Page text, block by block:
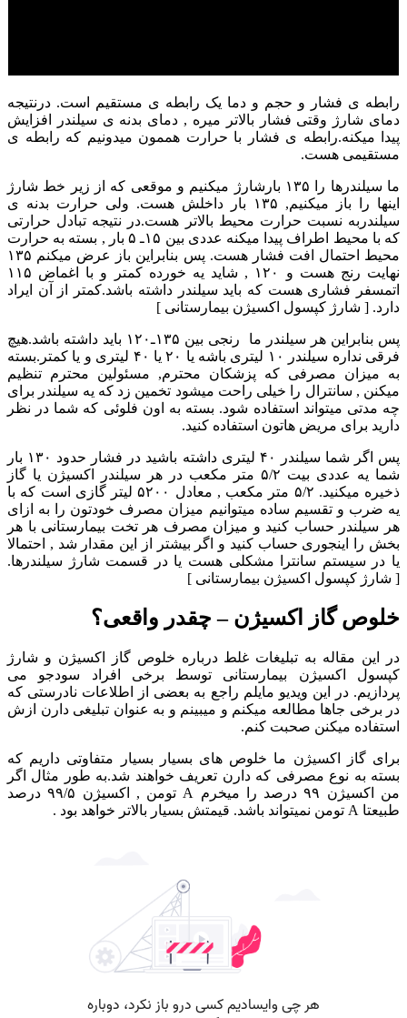
رابطه ی فشار و حجم و دما یک رابطه ی مستقیم است. درنتیجه
دمای شارژ وقتی فشار بالاتر میره , دمای بدنه ی سیلندر افزایش
پیدا میکنه.رابطه ی فشار با حرارت هممون میدونیم که رابطه ی
مستقیمی هست.
ما سیلندرها را ۱۳۵ بارشارژ میکنیم و موقعی که از زیر خط شارژ
اینها را باز میکنیم, ۱۳۵ بار داخلش هست. ولی حرارت بدنه ی
سیلندربه نسبت حرارت محیط بالاتر هست.در نتیجه تبادل حرارتی
که با محیط اطراف پیدا میکنه عددی بین ۱۵ـ ۵ بار , بسته به حرارت
محیط احتمال افت فشار هست. پس بنابراین باز عرض میکنم ۱۳۵
نهایت رنج هست و ۱۲۰ , شاید یه خورده کمتر و با اغماض ۱۱۵
اتمسفر فشاری هست که باید سیلندر داشته باشد.کمتر از آن ایراد
دارد. [ شارژ کپسول اکسیژن بیمارستانی ]
پس بنابراین هر سیلندر ما رنجی بین ۱۳۵ـ۱۲۰ باید داشته باشد.هیچ
فرقی نداره سیلندر ۱۰ لیتری باشه یا ۲۰ یا ۴۰ لیتری و یا کمتر.بسته
به میزان مصرفی که پزشکان محترم, مسئولین محترم تنظیم
میکنن , سانترال را خیلی راحت میشود تخمین زد که یه سیلندر برای
چه مدتی میتواند استفاده شود. بسته به اون فلوئی که شما در نظر
دارید برای مریض هاتون استفاده کنید.
پس اگر شما سیلندر ۴۰ لیتری داشته باشید در فشار حدود ۱۳۰ بار
شما یه عددی بیت ۵/۲ متر مکعب در هر سیلندر اکسیژن یا گاز
ذخیره میکنید. ۵/۲ متر مکعب , معادل ۵۲۰۰ لیتر گازی است که با
یه ضرب و تقسیم ساده میتوانیم میزان مصرف خودتون را به ازای
هر سیلندر حساب کنید و میزان مصرف هر تخت بیمارستانی با هر
بخش را اینجوری حساب کنید و اگر بیشتر از این مقدار شد , احتمالا
یا در سیستم سانترا مشکلی هست یا در قسمت شارژ سیلندرها.
[ شارژ کپسول اکسیژن بیمارستانی ]
خلوص گاز اکسیژن – چقدر واقعی؟
در این مقاله به تبلیغات غلط درباره خلوص گاز اکسیژن و شارژ
کپسول اکسیژن بیمارستانی توسط برخی افراد سودجو می
پردازیم.در این ویدیو مایلم راجع به بعضی از اطلاعات نادرستی که
در برخی جاها مطالعه میکنم و میبینم و به عنوان تبلیغی دارن ازش
استفاده میکنن صحبت کنم.
برای گاز اکسیژن ما خلوص های بسیار بسیار متفاوتی داریم که
بسته به نوع مصرفی که دارن تعریف خواهند شد.به طور مثال اگر
من اکسیژن ۹۹ درصد را میخرم A تومن , اکسیژن ۹۹/۵ درصد
طبیعتا A تومن نمیتواند باشد.
قیمتش بسیار بالاتر خواهد بود .